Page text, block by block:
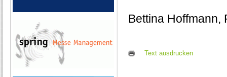
Bettina Hoffmann,
Text ausdrucken